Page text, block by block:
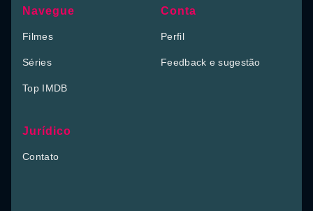
Navegue
Filmes
Séries
Top IMDB
Conta
Perfil
Feedback e sugestão
Jurídico
Contato